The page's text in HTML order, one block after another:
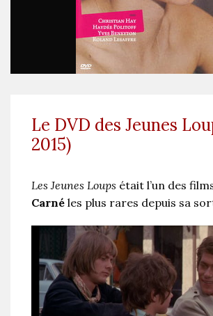
Le DVD des Jeunes
2015)
Les Jeunes Loups était l’un des
Carné les plus rares depuis sa